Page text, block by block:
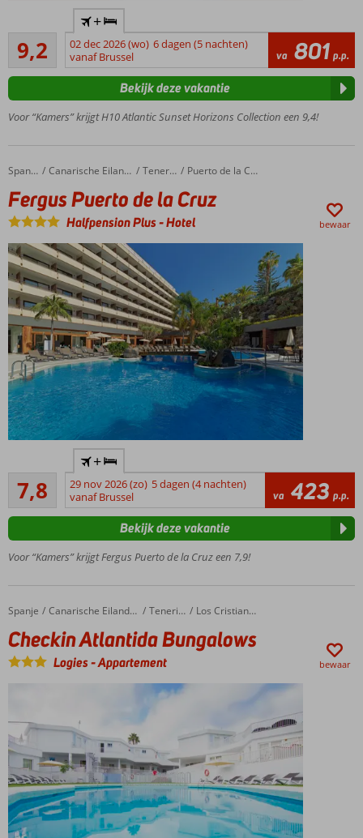
Gloednieuw
de H10-
keten!
4 à-la-
Relaxen
Despacio
Center
Accommodatie met een
GSTC erkend
duurzaamheidscertificaat
All
Inclusive
ook
mogelijk
9,2
Uitstekend
65
beoordelingen
+
02 dec 2026 (wo) 6 dagen (5 nachten)
vanaf Brussel
va 801 p.p.
Voor “Kamers” krijgt H10 Atlantic Sunset Horizons Collection een 9,4!
Bekijk deze vakantie
Home Spanje Canarische Eilanden Tenerife Puerto de la Cruz
Fergus Puerto de la Cruz
Fergus Puerto de la Cruz
Halfpension Plus-Hotel bewaar
rand
van
Puerto
Cruz
Strand op
loopafstand
restaurant
en 3 bars
Boek
een
Magnus
service
All
Inclusive
ook
mogelijk
7,8
30
beoordelingen
+
29 nov 2026 (zo) 5 dagen (4 nachten)
vanaf Brussel
va 423 p.p.
Voor “Kamers” krijgt Fergus Puerto de la Cruz een 7,9!
Bekijk deze vakantie
Home
Spanje Canarische Eilanden Tenerife Los Cristianos
Checkin Atlantida Bungalows
Checkin Atlantida Bungalows
Logies-Appartement bewaar